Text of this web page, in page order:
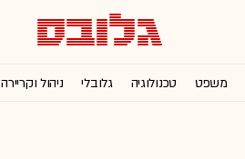
משפט טכנולוגיה גלובלי ניהול וקריירה